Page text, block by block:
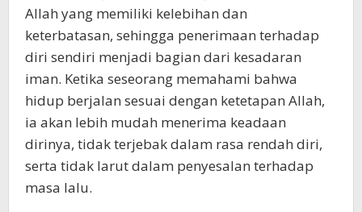
Allah yang memiliki kelebihan dan
keterbatasan, sehingga penerimaan terhadap
diri sendiri menjadi bagian dari kesadaran
iman. Ketika seseorang memahami bahwa
hidup berjalan sesuai dengan ketetapan Allah,
ia akan lebih mudah menerima keadaan
dirinya, tidak terjebak dalam rasa rendah diri,
serta tidak larut dalam penyesalan terhadap
masa lalu.